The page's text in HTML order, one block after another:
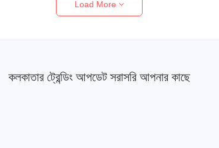
Load More
কলকাতার ট্রেন্ডিং আপডেট সরাসরি আপনার কাছে